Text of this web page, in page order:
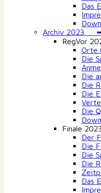
Das
Archiv 2023
RegVor
Orte
Die
Die
Die
Die
Die
Finale
Der
Die
Die
Die
Das